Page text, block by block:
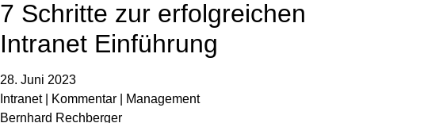
7 Schritte zur erfolgreichen
Intranet Einführung
28. Juni 2023
Intranet | Kommentar | Management
Bernhard Rechberger